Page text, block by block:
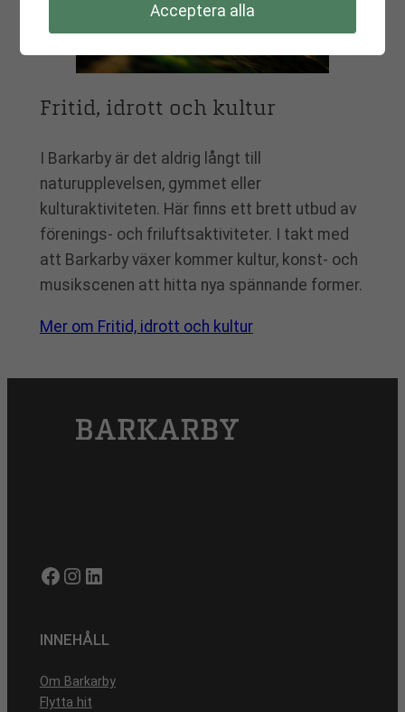
Fritid, idrott och kultur
I Barkarby är det aldrig långt till
naturupplevelsen, gymmet eller
kulturaktiviteten. Här finns ett brett utbud av
förenings- och friluftsaktiviteter. I takt med
att Barkarby växer kommer kultur, konst- och
musikscenen att hitta nya spännande former.
Mer om Fritid, idrott och kultur
Facebook Instagram LinkedIn
INNEHÅLL
Om Barkarby
Flytta hit
Acceptera alla